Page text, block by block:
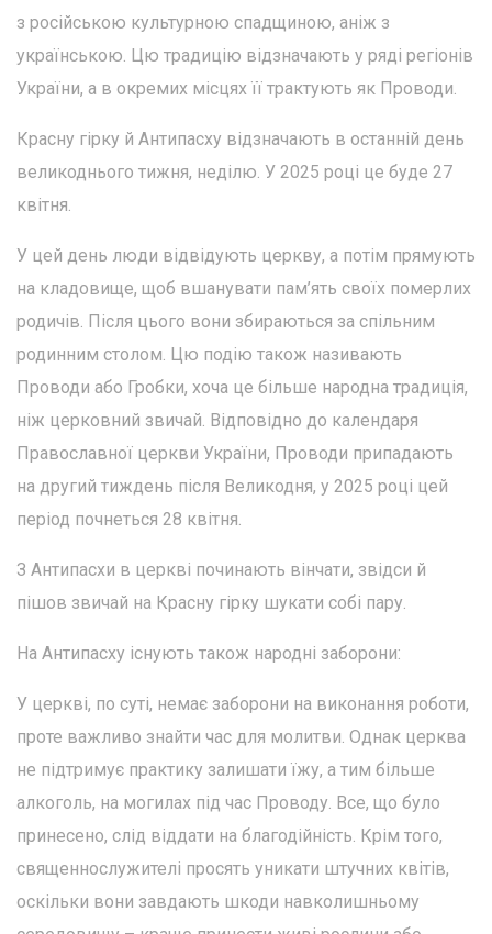
з російською культурною спадщиною, аніж з
українською. Цю традицію відзначають у ряді регіонів
України, а в окремих місцях її трактують як Проводи.
Красну гірку й Антипасху відзначають в останній день
великоднього тижня, неділю. У 2025 році це буде 27
квітня.
У цей день люди відвідують церкву, а потім прямують
на кладовище, щоб вшанувати пам’ять своїх померлих
родичів. Після цього вони збираються за спільним
родинним столом. Цю подію також називають
Проводи або Гробки, хоча це більше народна традиція,
ніж церковний звичай. Відповідно до календаря
Православної церкви України, Проводи припадають
на другий тиждень після Великодня, у 2025 році цей
період почнеться 28 квітня.
З Антипасхи в церкві починають вінчати, звідси й
пішов звичай на Красну гірку шукати собі пару.
На Антипасху існують також народні заборони:
У церкві, по суті, немає заборони на виконання роботи,
проте важливо знайти час для молитви. Однак церква
не підтримує практику залишати їжу, а тим більше
алкоголь, на могилах під час Проводу. Все, що було
принесено, слід віддати на благодійність. Крім того,
священнослужителі просять уникати штучних квітів,
оскільки вони завдають шкоди навколишньому